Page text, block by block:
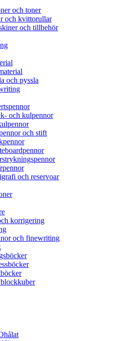
och toner
och kvittorullar
och tillbehör
och pyssla
och kulpennor
och stift
och reservoar
korrigering
och finewriting